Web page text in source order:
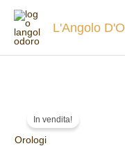
contenuto
L'Angolo
In vendita!
Orologi